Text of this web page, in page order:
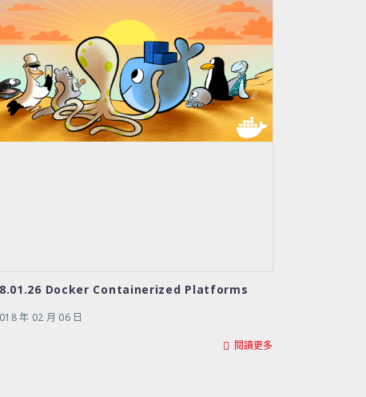
Docker Containerized Platforms
年 02 月 06 日
閱讀更多